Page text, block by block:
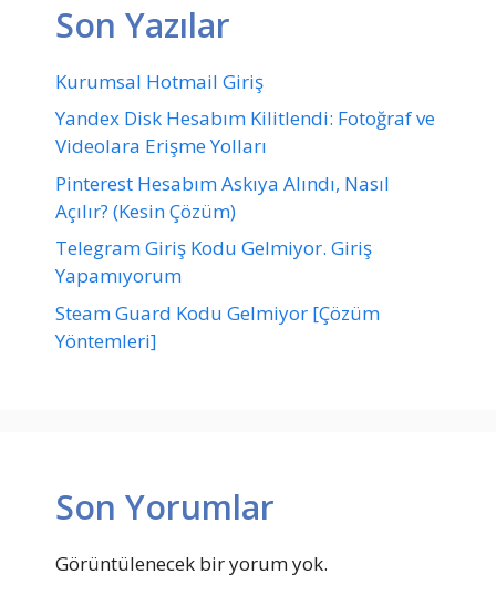
Son Yazılar
Kurumsal Hotmail Giriş
Yandex Disk Hesabım Kilitlendi: Fotoğraf ve
Videolara Erişme Yolları
Pinterest Hesabım Askıya Alındı, Nasıl
Açılır? (Kesin Çözüm)
Telegram Giriş Kodu Gelmiyor. Giriş
Yapamıyorum
Steam Guard Kodu Gelmiyor [Çözüm
Yöntemleri]
Son Yorumlar
Görüntülenecek bir yorum yok.